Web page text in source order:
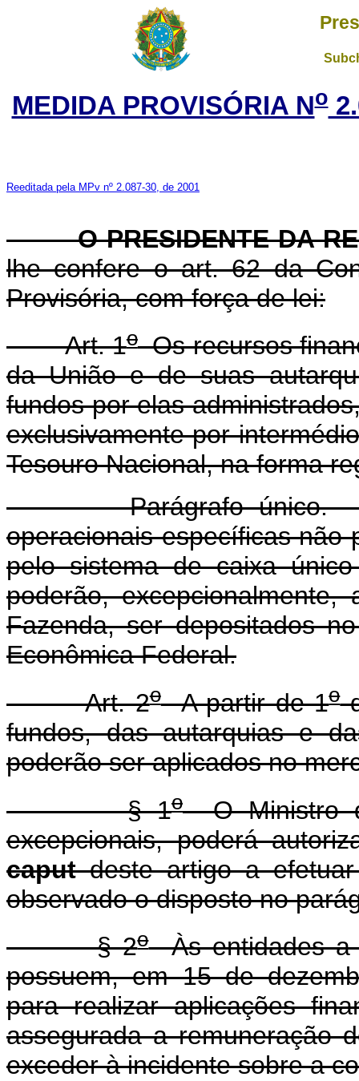
MEDIDA PROVISÓRIA No
Reeditada pela MPv nº 2.087-30, de 2001
O PRESIDENTE DA
lhe confere o art. 62 da
Provisória, com força de lei:
Art. 1oOs recursos
da União e de suas
fundos por elas
exclusivamente por
Tesouro Nacional, na forma
Parágrafo único. Nos
operacionais específicas não
pelo sistema de caixa
poderão,
Fazenda, ser depositados
Econômica Federal.
Art. 2oA partir de 1o
fundos, das autarquias e
poderão ser aplicados no
§ 1oO Ministro
excepcionais, poderá
caputdeste artigo a efetuar
observado o disposto no
§ 2oÀs entidades a
possuem, em 15 de
para realizar aplicações
assegurada a remuneração
exceder à incidente sobre a